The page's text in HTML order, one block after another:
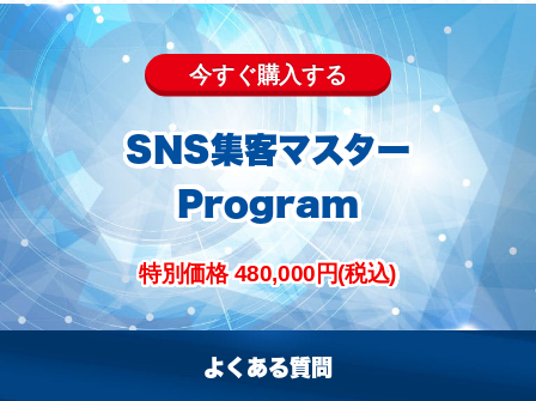
今すぐ購入する
SNS集客マスター
Program
特別価格 480,000円(税込)
よくある質問